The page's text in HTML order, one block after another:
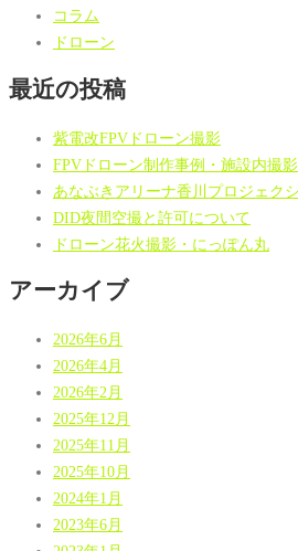
コラム
ドローン
最近の投稿
紫電改FPVドローン撮影
FPVドローン制作事例・施設内撮
あなぶきアリーナ香川プロジェク
DID夜間空撮と許可について
ドローン花火撮影・にっぽん丸
アーカイブ
2026年6月
2026年4月
2026年2月
2025年12月
2025年11月
2025年10月
2024年1月
2023年6月